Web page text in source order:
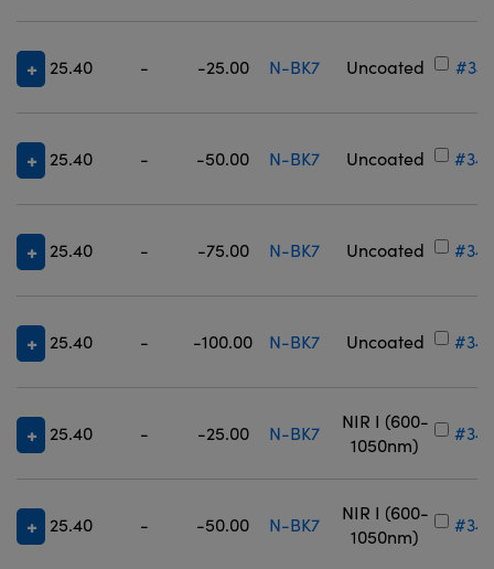
25.40 - -25.00 N-BK7 Uncoated
25.40 - -50.00 N-BK7 Uncoated
25.40 - -75.00 N-BK7 Uncoated
25.40 - -100.00 N-BK7 Uncoated
25.40 - -25.00 N-BK7
NIR I (600-
1050nm)
25.40 - -50.00 N-BK7
NIR I (600-
1050nm)